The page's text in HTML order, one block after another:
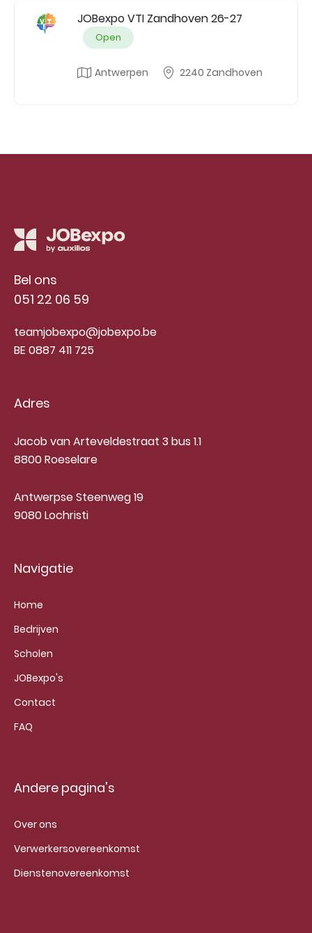
JOBexpo VTI Zandhoven 26-27
Open
Antwerpen 2240 Zandhoven
Bel ons
051 22 06 59
teamjobexpo@jobexpo.be
BE 0887 411 725
Adres
Jacob van Arteveldestraat 3 bus 1.1
8800 Roeselare
Antwerpse Steenweg 19
9080 Lochristi
Navigatie
Home
Bedrijven
Scholen
JOBexpo's
Contact
FAQ
Andere pagina's
Over ons
Verwerkersovereenkomst
Dienstenovereenkomst